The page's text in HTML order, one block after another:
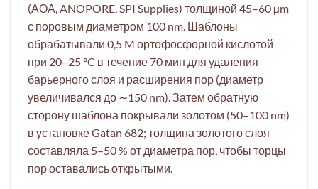
(АОА, ANOPORE, SPI Supplies) толщиной 45–60 µm
с поровым диаметром 100 nm. Шаблоны
обрабатывали 0,5 M ортофосфорной кислотой
при 20–25 °C в течение 70 мин для удаления
барьерного слоя и расширения пор (диаметр
увеличивался до ∼150 nm). Затем обратную
сторону шаблона покрывали золотом (50–100 nm)
в установке Gatan 682; толщина золотого слоя
составляла 5–50 % от диаметра пор, чтобы торцы
пор оставались открытыми.